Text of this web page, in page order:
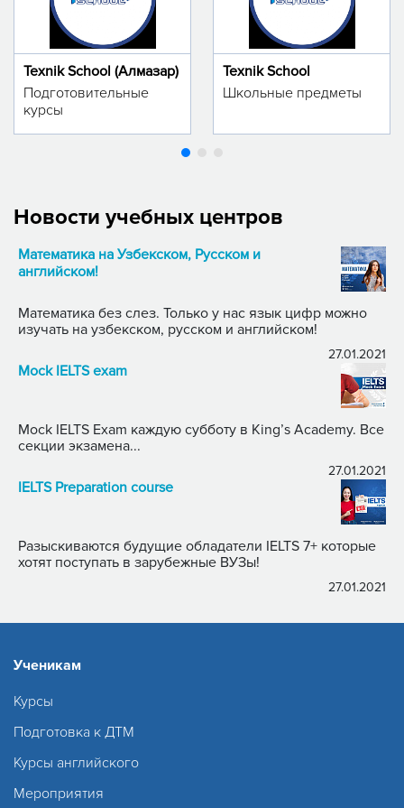
Texnik School (Алмазар)
Подготовительные
курсы
Texnik School
Школьные предметы
Новости учебных центров
Математика на Узбекском, Русском и
английском!
Математика без слез. Только у нас язык цифр можно
изучать на узбекском, русском и английском!
27.01.2021
Mock IELTS exam
Mock IELTS Exam каждую субботу в King’s Academy. Все
секции экзамена...
27.01.2021
IELTS Preparation course
Разыскиваются будущие обладатели IELTS 7+ которые
хотят поступать в зарубежные ВУЗы!
27.01.2021
Ученикам
Курсы
Подготовка к ДТМ
Курсы английского
Мероприятия